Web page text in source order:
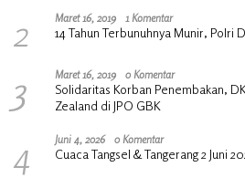
2 Maret 16, 2019 1 Komentar
14 Tahun Terbunuhnya Munir, Polri
3 Maret 16, 2019 0 Komentar
Solidaritas Korban Penembakan,
Zealand di JPO GBK
4 Juni 4, 2026 0 Komentar
Cuaca Tangsel & Tangerang 2 Juni